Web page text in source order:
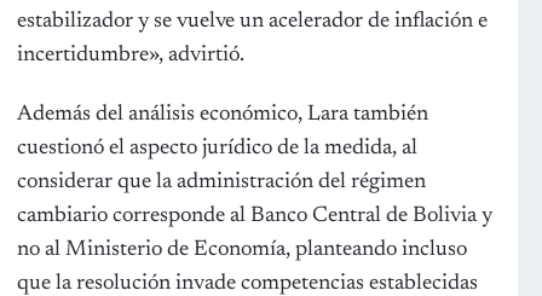
estabilizador y se vuelve un acelerador de inflación e
incertidumbre», advirtió.
Además del análisis económico, Lara también
cuestionó el aspecto jurídico de la medida, al
considerar que la administración del régimen
cambiario corresponde al Banco Central de Bolivia y
no al Ministerio de Economía, planteando incluso
que la resolución invade competencias establecidas